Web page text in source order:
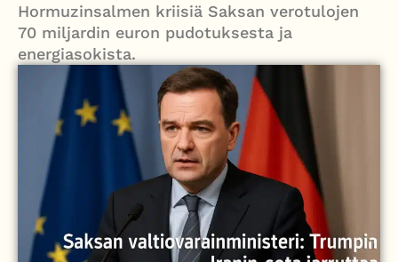
Grenfellin tornon palo: yhdeksäs vuosipäivä erityisen raskas omaisille
Hormuzinsalmen kriisiä Saksan verotulojen
70 miljardin euron pudotuksesta ja
energiasokista.